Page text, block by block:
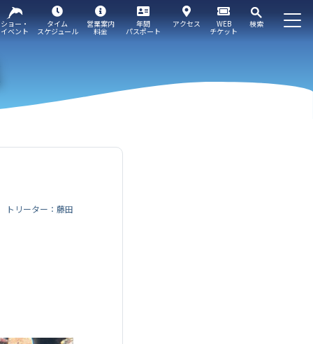
WEB
チケット
検索
ショー・
イベント
タイム
スケジュール
営業案内
料金
年間
パスポート
アクセス
トリーター：藤田